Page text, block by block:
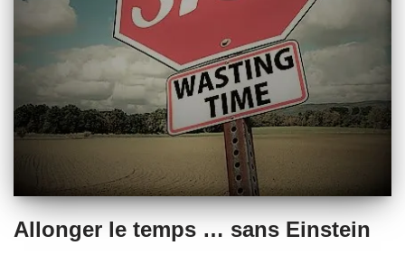
Allonger le temps … sans Einstein